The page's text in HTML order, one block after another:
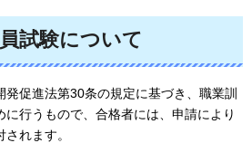
試験について
発促進法第30条の規定に基づき、職業訓
行うもので、合格者には、申請により
れます。